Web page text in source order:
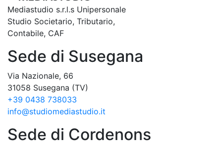
Mediastudio s.r.l.s Unipersonale
Studio Societario, Tributario,
Contabile, CAF
Sede di Susegana
Via Nazionale, 66
31058 Susegana (TV)
+39 0438 738033
info@studiomediastudio.it
Sede di Cordenons